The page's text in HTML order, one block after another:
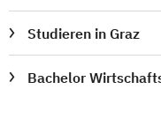
Studieren in Graz
Bachelor